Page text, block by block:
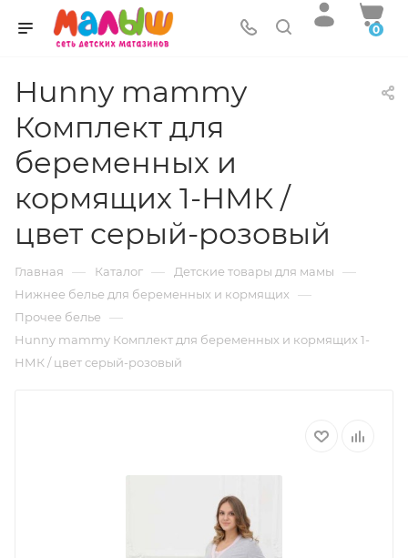
0
Hunny mammy
Комплект для
беременных и
кормящих 1-НМК /
цвет серый-розовый
Главная — Каталог — Детские товары для мамы —
Нижнее белье для беременных и кормящих —
Прочее белье —
Hunny mammy Комплект для беременных и кормящих 1-
НМК / цвет серый-розовый